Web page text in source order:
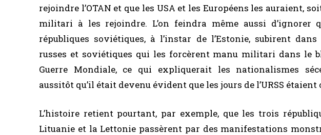
rejoindre l’OTAN et que les USA et les Européens les auraient,
militari à les rejoindre. L’on feindra même aussi d’ignorer
républiques soviétiques, à l’instar de l’Estonie, subirent
russes et soviétiques qui les forcèrent manu militari dans le
Guerre Mondiale, ce qui expliquerait les nationalismes
aussitôt qu’il était devenu évident que les jours de l’URSS étaient
L’histoire retient pourtant, par exemple, que les trois
Lituanie et la Lettonie passèrent par des manifestations